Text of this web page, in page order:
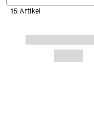
15 Artikel